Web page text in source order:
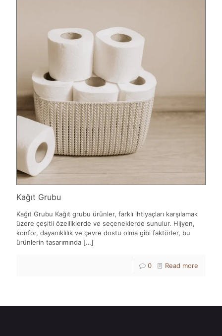
Kağıt Grubu
Kağıt Grubu Kağıt grubu ürünler, farklı ihtiyaçları karşılamak
üzere çeşitli özelliklerde ve seçeneklerde sunulur. Hijyen,
konfor, dayanıklılık ve çevre dostu olma gibi faktörler, bu
ürünlerin tasarımında […]
0 Read more